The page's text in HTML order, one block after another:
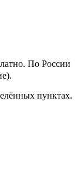
По России
пунктах.